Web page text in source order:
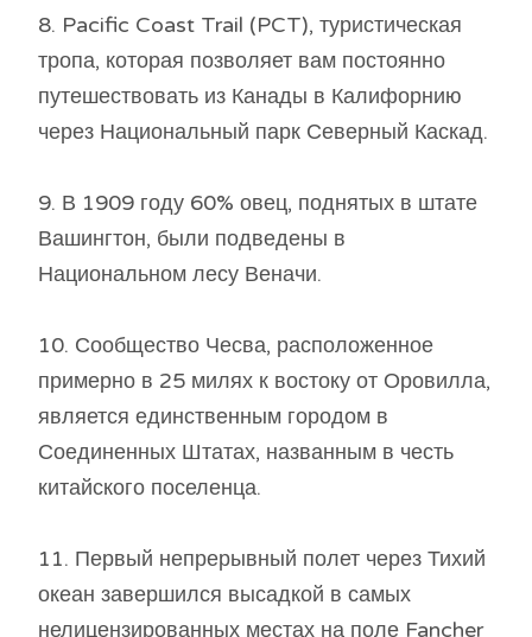
8. Pacific Coast Trail (PCT), туристическая
тропа, которая позволяет вам постоянно
путешествовать из Канады в Калифорнию
через Национальный парк Северный Каскад.
9. В 1909 году 60% овец, поднятых в штате
Вашингтон, были подведены в
Национальном лесу Веначи.
10. Сообщество Чесва, расположенное
примерно в 25 милях к востоку от Оровилла,
является единственным городом в
Соединенных Штатах, названным в честь
китайского поселенца.
11. Первый непрерывный полет через Тихий
океан завершился высадкой в ​​самых
нелицензированных местах на поле Fancher